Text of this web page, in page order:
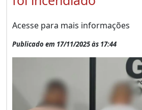
Acesse para mais informações
Publicado em 17/11/2025 às 17:44